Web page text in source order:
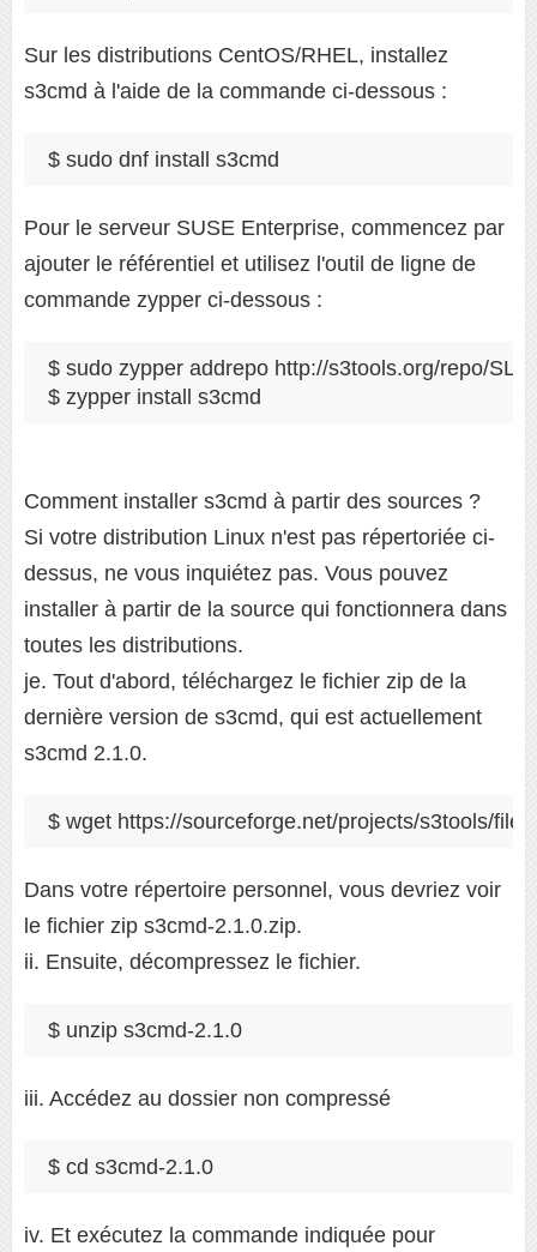
Sur les distributions CentOS/RHEL, installez
s3cmd à l'aide de la commande ci-dessous :
$ sudo dnf install s3cmd
Pour le serveur SUSE Enterprise, commencez par
ajouter le référentiel et utilisez l'outil de ligne de
commande zypper ci-dessous :
$ sudo zypper addrepo http://s3tools.org/repo/
$ zypper install s3cmd
Comment installer s3cmd à partir des sources ?
Si votre distribution Linux n'est pas répertoriée ci-
dessus, ne vous inquiétez pas. Vous pouvez
installer à partir de la source qui fonctionnera dans
toutes les distributions.
je. Tout d'abord, téléchargez le fichier zip de la
dernière version de s3cmd, qui est actuellement
s3cmd 2.1.0.
$ wget https://sourceforge.net/projects/s3tools/
Dans votre répertoire personnel, vous devriez voir
le fichier zip s3cmd-2.1.0.zip.
ii. Ensuite, décompressez le fichier.
$ unzip s3cmd-2.1.0
iii. Accédez au dossier non compressé
$ cd s3cmd-2.1.0
iv. Et exécutez la commande indiquée pour